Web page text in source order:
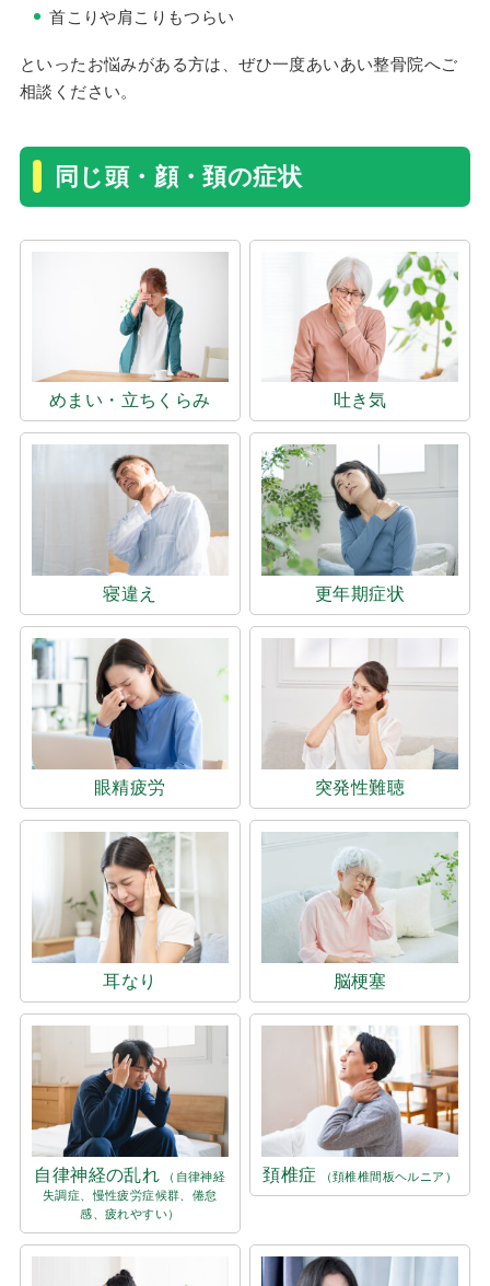
首こりや肩こりもつらい
といったお悩みがある方は、ぜひ一度あいあい整骨院へご
相談ください。
同じ頭・顔・頚の症状
めまい・立ちくらみ 吐き気
寝違え 更年期症状
眼精疲労 突発性難聴
耳なり 脳梗塞
自律神経の乱れ
（自律神経
失調症、慢性疲労症候群、倦怠
感、疲れやすい）
頚椎症 （頚椎椎間板ヘルニア）